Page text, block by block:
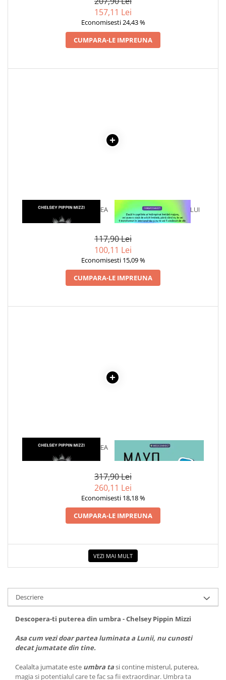
COLECTIE -SCARLAT
157,11 Lei
Economisesti 24,43 %
CUMPARA-LE IMPREUNA
1 x DESCOPERA-TI PUTEREA
DIN UMBRA
1 x VINDECAREA COPILULUI
INTERIOR
117,90 Lei
100,11 Lei
Economisesti 15,09 %
CUMPARA-LE IMPREUNA
1 x DESCOPERA-TI PUTEREA
DIN UMBRA
1 x MAYO CLINIC. CARTEA
ESENTIALA DESPRE DIABETUL
317,90 Lei
260,11 Lei
Economisesti 18,18 %
CUMPARA-LE IMPREUNA
VEZI MAI MULT
Descriere
Descopera-ti puterea din umbra -Chelsey Pippin Mizzi
Asa cum vezi doar partea luminata a Lunii, nu cunosti
decat jumatate din tine.
Cealalta jumatate este umbra tasi contine misterul, puterea,
magia si potentialul care te fac sa fii extraordinar. Umbra ta